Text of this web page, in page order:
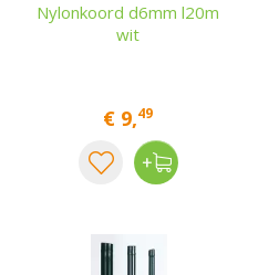
Nylonkoord d6mm l20m
wit
€ 9,49